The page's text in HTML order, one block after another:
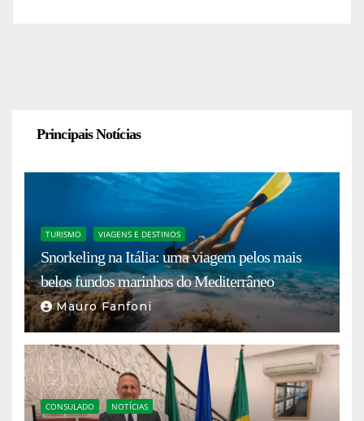
Principais Notícias
TURISMO VIAGENS E DESTINOS
Snorkeling na Itália: uma viagem pelos mais
belos fundos marinhos do Mediterrâneo
Mauro Fanfoni
CONSULADO NOTÍCIAS